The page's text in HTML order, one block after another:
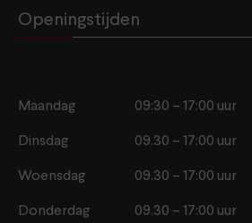
Openingstijden
Maandag 09:30 – 17:00 uur
Dinsdag 09.30 – 17:00 uur
Woensdag 09.30 – 17:00 uur
Donderdag 09.30 – 17:00 uur